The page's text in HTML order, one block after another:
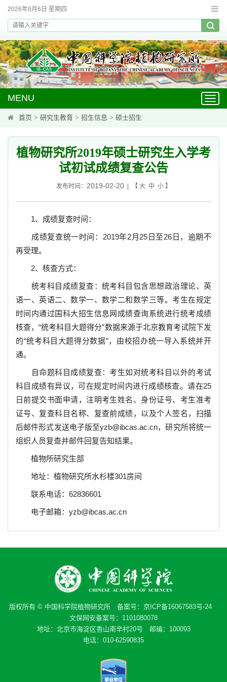
2026年8月6日 星期四
MENU
首页 > 研究生教育 > 招生信息 > 硕士招生
植物研究所2019年硕士研究生入学考
试初试成绩复查公告
发布时间： 2019-02-20| 【 大 中 小】
1、成绩复查时间：
成绩复查统一时间：2019年2月25日至26日，逾期不
再受理。
2、核查方式：
统考科目成绩复查：统考科目包含思想政治理论、英
语一、英语二、数学一、数学二和数学三等。考生在规定
时间内通过国科大招生信息网成绩查询系统进行统考成绩
核查，“统考科目大题得分”数据来源于北京教育考试院下发
的“统考科目大题得分数据”，由校招办统一导入系统并开
通。
自命题科目成绩复查：考生如对统考科目以外的考试
科目成绩有异议，可在规定时间内进行成绩核查。请在25
日前提交书面申请，注明考生姓名、身份证号、考生准考
证号、复查科目名称、复查前成绩，以及个人签名，扫描
后邮件形式发送电子版至yzb@ibcas.ac.cn，研究所将统一
组织人员复查并邮件回复告知结果。
植物所研究生部
地址：植物研究所水杉楼301房间
联系电话：62836601
电子邮箱：yzb@ibcas.ac.cn
版权所有 © 中国科学院植物研究所 备案号： 京ICP备16067583号-24
文保网安备案号：1101080078
地址：北京市海淀区香山南辛村20号 邮编：100093
电话：010-62590835